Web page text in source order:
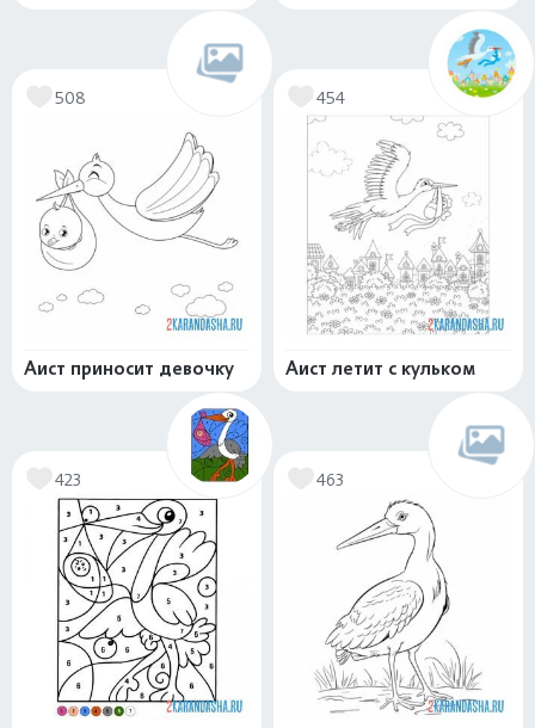
508
Аист приносит девочку
454
Аист летит с кульком
423 463